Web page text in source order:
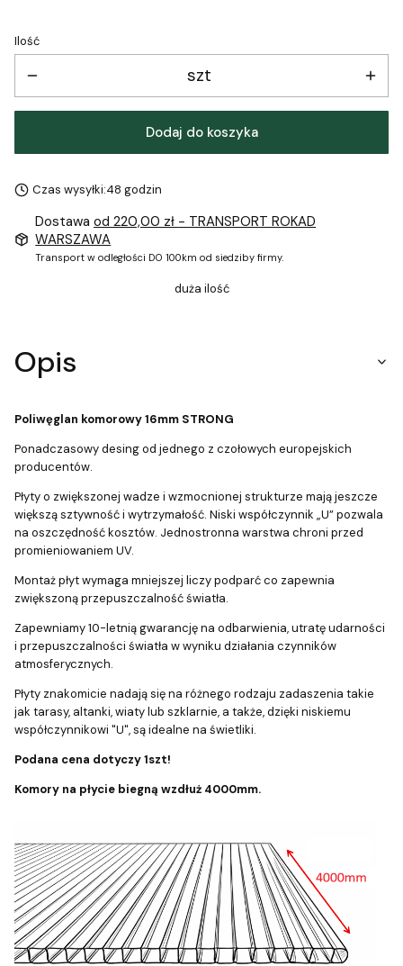
Ilość
szt
Dodaj do koszyka
Czas wysyłki:48 godzin
Dostawaod 220,00 zł - TRANSPORT ROKAD
WARSZAWA
Transport w odległości DO 100km od siedziby firmy.
duża ilość
Opis
Poliwęglan komorowy 16mm STRONG
Ponadczasowy desing od jednego z czołowych europejskich
producentów.
Płyty o zwiększonej wadze i wzmocnionej strukturze mają jeszcze
większą sztywność i wytrzymałość. Niski współczynnik „U” pozwala
na oszczędność kosztów. Jednostronna warstwa chroni przed
promieniowaniem UV.
Montaż płyt wymaga mniejszej liczy podparć co zapewnia
zwiększoną przepuszczalność światła.
Zapewniamy 10-letnią gwarancję na odbarwienia, utratę udarności
i przepuszczalności światła w wyniku działania czynników
atmosferycznych.
Płyty znakomicie nadają się na różnego rodzaju zadaszenia takie
jak tarasy, altanki, wiaty lub szklarnie, a także, dzięki niskiemu
współczynnikowi "U", są idealne na świetliki.
Podana cena dotyczy 1szt!
Komory na płycie biegną wzdłuż 4000mm.